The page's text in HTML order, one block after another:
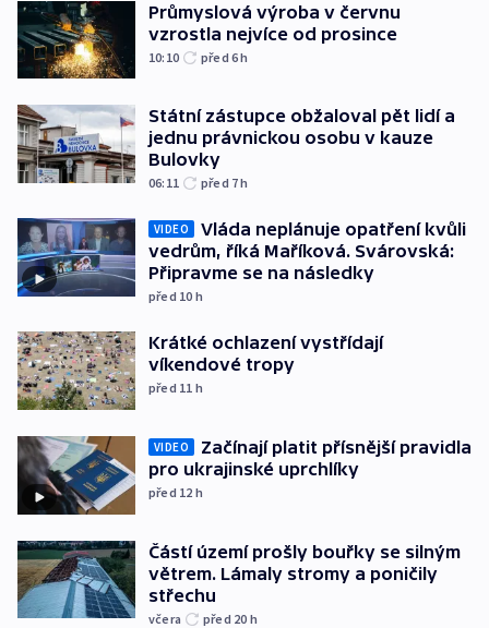
Průmyslová výroba v červnu
vzrostla nejvíce od prosince
10:10 před 6h
Státní zástupce obžaloval pět lidí a
jednu právnickou osobu v kauze
Bulovky
06:11 před 7h
VIDEO
Vláda neplánuje opatření kvůli
vedrům, říká Maříková. Svárovská:
Připravme se na následky
před 10 h
Krátké ochlazení vystřídají
víkendové tropy
před 11 h
VIDEO
Začínají platit přísnější pravidla
pro ukrajinské uprchlíky
před 12 h
Částí území prošly bouřky se silným
větrem. Lámaly stromy a poničily
střechu
včera před 20 h